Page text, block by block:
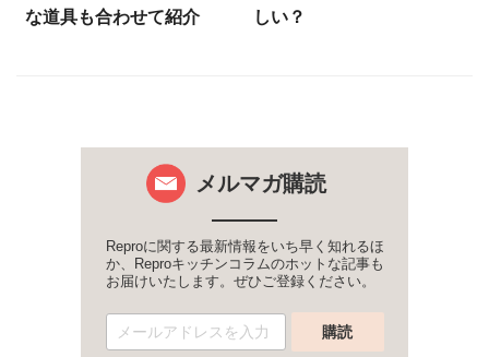
な道具も合わせて紹介
しい？
メルマガ購読
Reproに関する最新情報をいち早く知れるほ
か、Reproキッチンコラムのホットな記事も
お届けいたします。ぜひご登録ください。